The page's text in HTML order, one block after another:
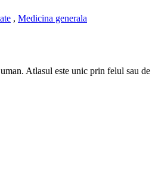
, Medicina generala
Atlasul este unic prin felul sau